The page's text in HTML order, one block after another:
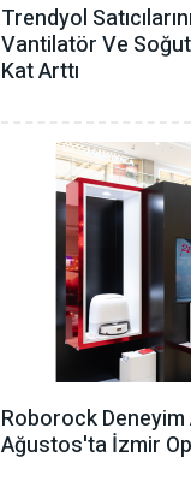
Trendyol
Vantilatör ‎ve
Kat Arttı
Roborock Deneyim
Ağustos'ta İzmir